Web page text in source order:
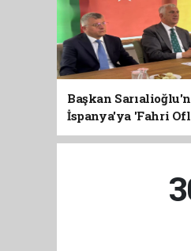
Başkan
İspanya'ya 'Fahri